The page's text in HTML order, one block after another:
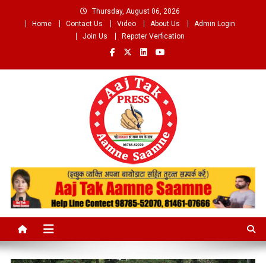
Thursday, August 06, 2026
Home
Contact Us Video About Us
Admin Login
Join Us
Repoter Verfication
Aaj Tak Aamne Saamne.com